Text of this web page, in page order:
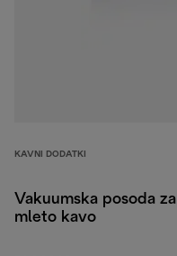
KAVNI DODATKI
Vakuumska posoda za
mleto kavo